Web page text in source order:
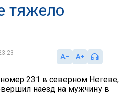
тяжело
231 в северном Негеве,
наезд на мужчину в